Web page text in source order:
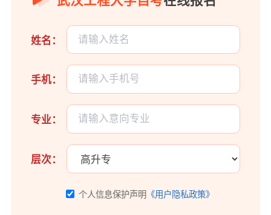
姓名：
手机：
专业：
层次：
个人信息保护声明 《用户隐私政策》